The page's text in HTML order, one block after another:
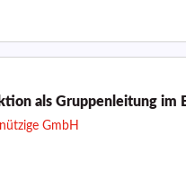
als Gruppenleitung im
GmbH